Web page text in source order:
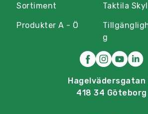
Sortiment
Produkter A - Ö
Taktila
g
Hagelvädersgatan
418 34 Göteborg